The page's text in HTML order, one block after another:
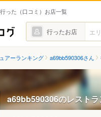
った（口コミ）お店一覧
食べログ 行ったお店
アーランキング a69bb590306さん
a69bb590306のレストラ